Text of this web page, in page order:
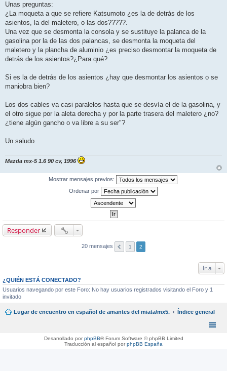
Unas preguntas:
¿La moqueta a que se refiere Katsumoto ¿es la de detrás de los
asientos, la del maletero, o las dos?????.
Una vez que se desmonta la consola y se sustituye la palanca de la
gasolina por la de las dos palancas, se desmonta la moqueta del
maletero y la plancha de aluminio ¿es preciso desmontar la moqueta de
detrás de los asientos?¿Para qué?
Si es la de detrás de los asientos ¿hay que desmontar los asientos o se
maniobra bien?
Los dos cables va casi paralelos hasta que se desvía el de la gasolina, y
el otro sigue por la aleta derecha y por la parte trasera del maletero ¿no?
¿tiene algún gancho o va libre a su ser"?
Un saludo
Mazda mx-5 1.6 90 cv, 1996
Mostrar mensajes previos:
Ordenar por
Responder
20 mensajes 1 2
Ir a
¿QUIÉN ESTÁ CONECTADO?
Usuarios navegando por este Foro: No hay usuarios registrados visitando el Foro y 1
invitado
Lugar de encuentro en español de amantes del miata/mx5. Índice general
Desarrollado porphpBB® Forum Software © phpBB Limited
Traducción al español porphpBB España